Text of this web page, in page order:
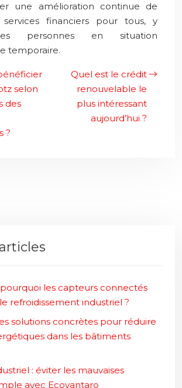
une amélioration continue de
services financiers pour tous, y
personnes en situation
temporaire.
selon
des
?
Quel est le crédit
renouvelable le
plus intéressant
aujourd’hui ?
les capteurs connectés
refroidissement industriel ?
solutions concrètes pour réduire
dans les bâtiments
: éviter les mauvaises
avec Ecovantaro